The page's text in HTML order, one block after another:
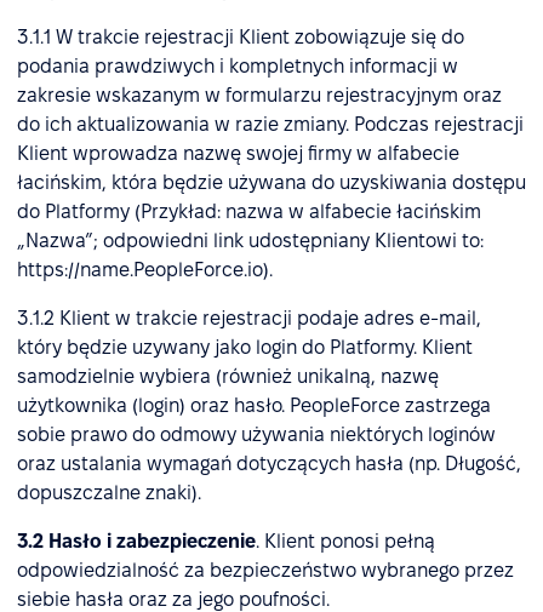
3.1.1 W trakcie rejestracji Klient zobowiązuje się do
podania prawdziwych i kompletnych informacji w
zakresie wskazanym w formularzu rejestracyjnym oraz
do ich aktualizowania w razie zmiany. Podczas rejestracji
Klient wprowadza nazwę swojej firmy w alfabecie
łacińskim, która będzie używana do uzyskiwania dostępu
do Platformy (Przykład: nazwa w alfabecie łacińskim
„Nazwa”; odpowiedni link udostępniany Klientowi to:
https://name.PeopleForce.io).
3.1.2 Klient w trakcie rejestracji podaje adres e-mail,
który będzie uzywany jako login do Platformy. Klient
samodzielnie wybiera (również unikalną, nazwę
użytkownika (login) oraz hasło. PeopleForce zastrzega
sobie prawo do odmowy używania niektórych loginów
oraz ustalania wymagań dotyczących hasła (np. Długość,
dopuszczalne znaki).
3.2 Hasło i zabezpieczenie. Klient ponosi pełną
odpowiedzialność za bezpieczeństwo wybranego przez
siebie hasła oraz za jego poufności.